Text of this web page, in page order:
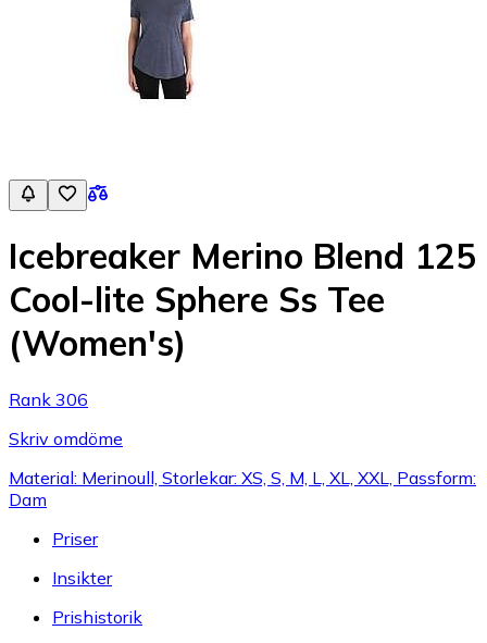
Icebreaker Merino Blend 125
Cool-lite Sphere Ss Tee
(Women's)
Rank 306
Skriv omdöme
Material: Merinoull, Storlekar: XS, S, M, L, XL, XXL, Passform:
Dam
Priser
Insikter
Prishistorik